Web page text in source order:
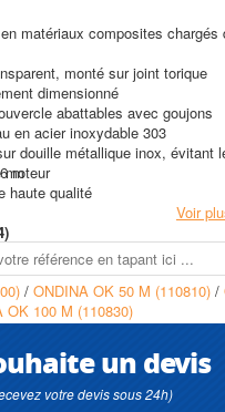
matériaux composites chargés
monté sur joint torique
dimensionné
abattables avec goujons
en acier inoxydable 303
douille métallique inox, évitant
moteur
haute qualité
V, protection : IP 54, Classe F
de 0°C à +35°C
: 2 m
: +40°C
: 2 bars
horizontale
au sel
m
Voir
/ ONDINA OK 50 M (110810) /
OK 100 M (110830)
un devis
votre devis sous 24h)